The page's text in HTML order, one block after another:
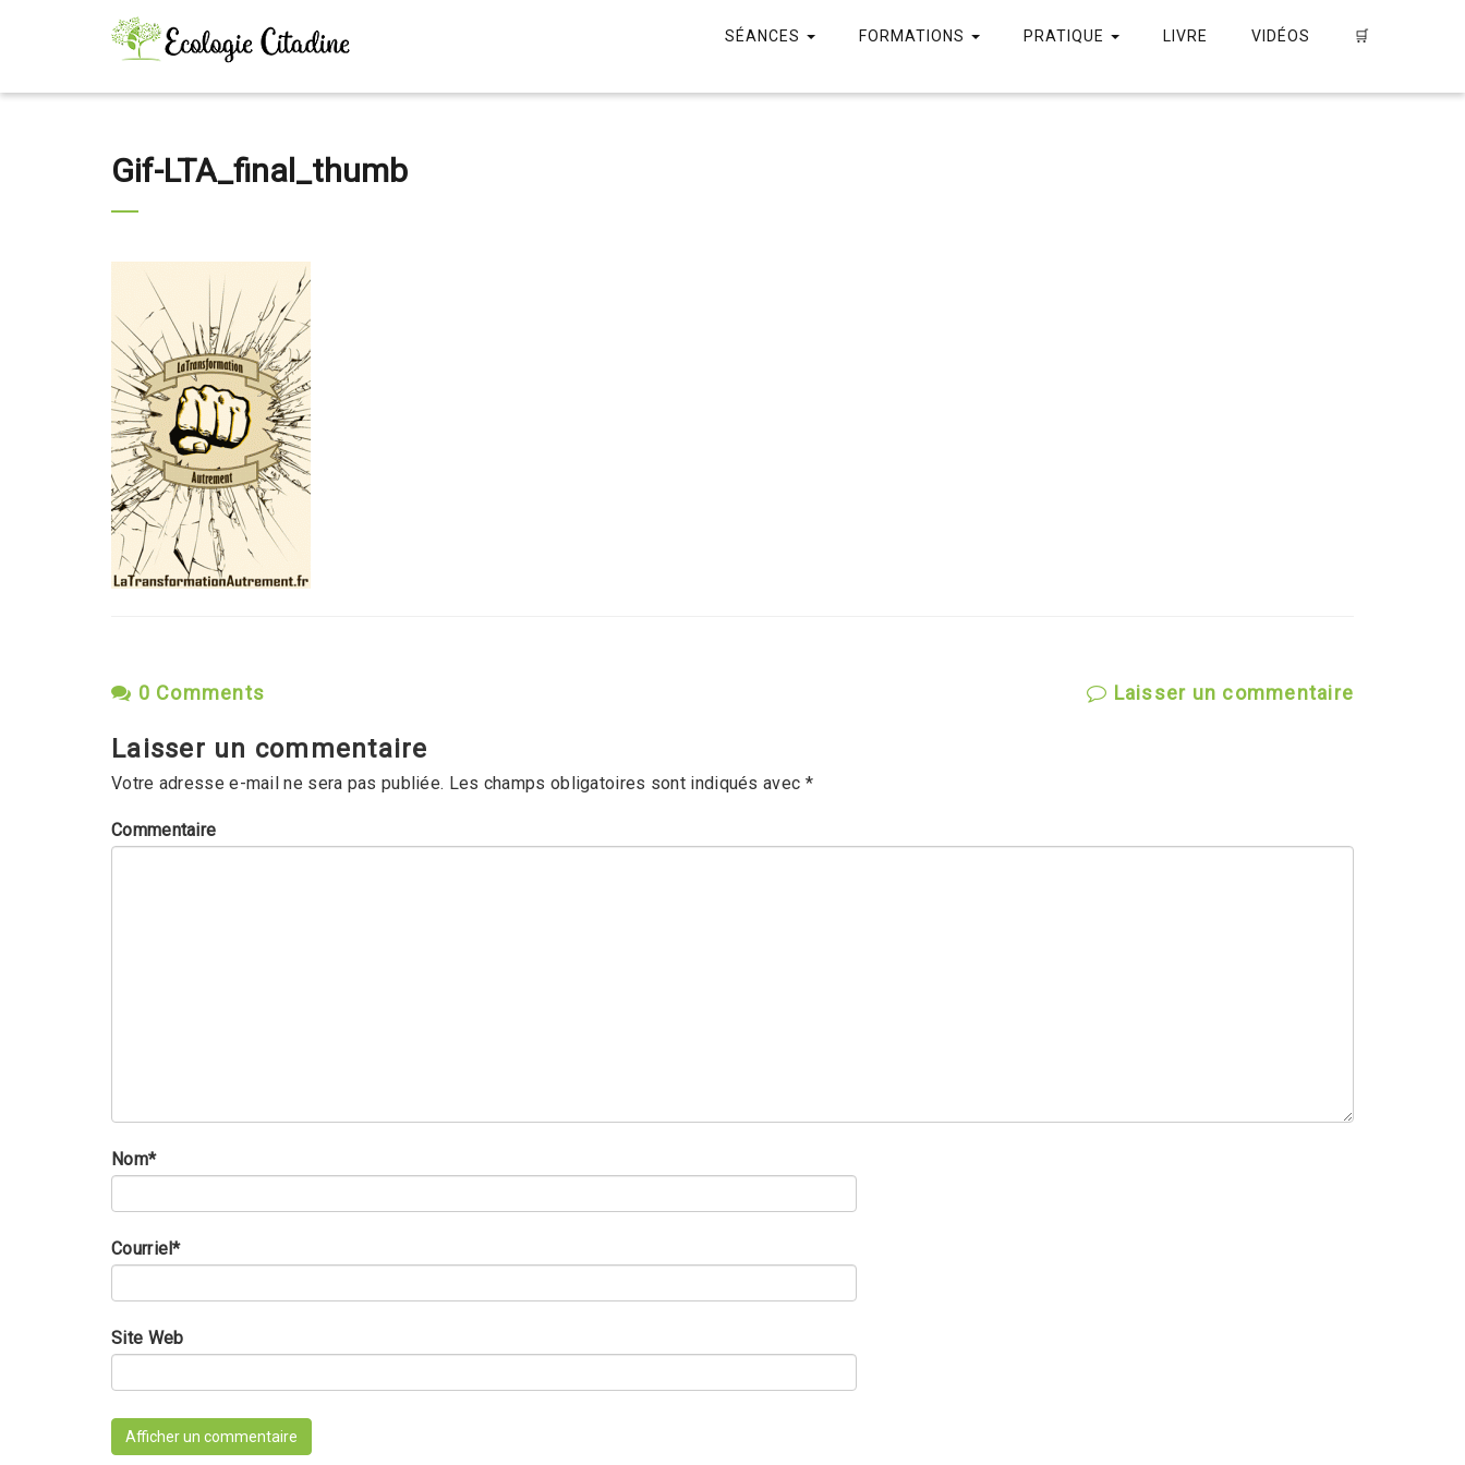
SÉANCES FORMATIONS PRATIQUE LIVRE VIDÉOS 🛒
Gif-LTA_final_thumb
0 Comments Laisser un commentaire
Laisser un commentaire
Votre adresse e-mail ne sera pas publiée. Les champs obligatoires sont indiqués avec *
Commentaire
Nom*
Courriel*
Site Web